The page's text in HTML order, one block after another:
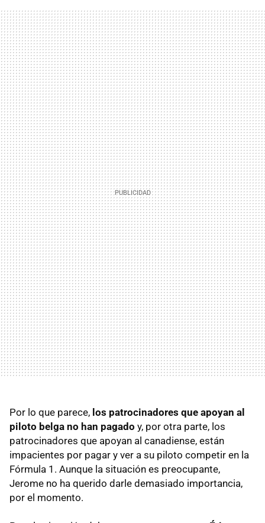
Por lo que parece, los patrocinadores que apoyan al
piloto belga no han pagado y, por otra parte, los
patrocinadores que apoyan al canadiense, están
impacientes por pagar y ver a su piloto competir en la
Fórmula 1. Aunque la situación es preocupante,
Jerome no ha querido darle demasiado importancia,
por el momento.